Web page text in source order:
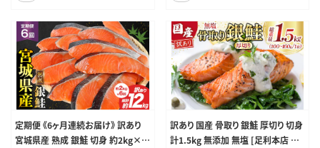
定期便 《6ヶ月連続お届け》 訳あり
宮城県産 熟成 銀鮭 切身 約2kg×6
訳あり 国産 骨取り 銀鮭 厚切り 切身
計1.5kg 無添加 無塩 [足利本店 宮